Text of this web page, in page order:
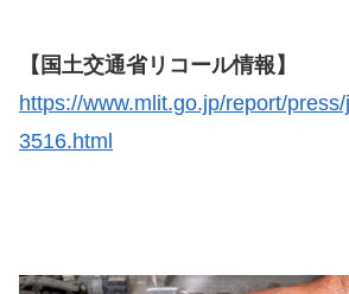
【国土交通省リコール情報】
https://www.mlit.go.jp/report/
3516.html